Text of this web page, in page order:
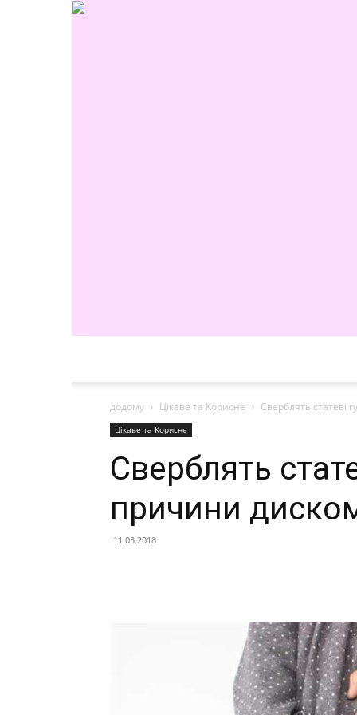
додому Цікаве та Корисне Сверблять статеві
Цікаве та Корисне
Сверблять
причини
11.03.2018